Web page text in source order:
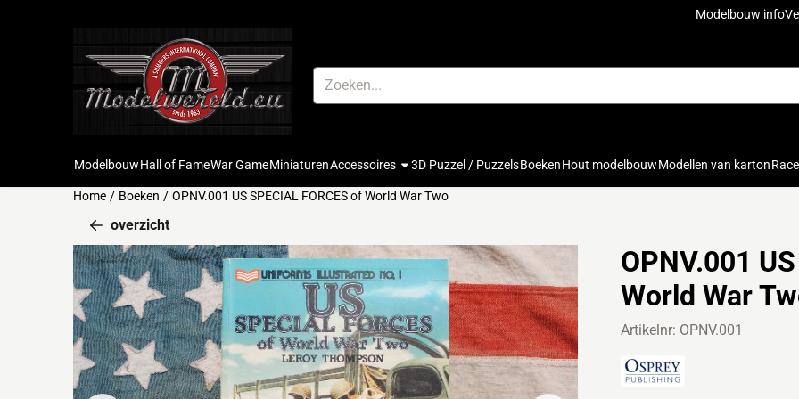
Modelbouw info
Zoeken
Modelbouw Hall of Fame War Game Miniaturen Accessoires 3D Puzzel / Puzzels Boeken Hout modelbouw Modellen van karton
Home / Boeken / OPNV.001 US SPECIAL FORCES of World War Two
overzicht
OPNV.001
World War
Artikelnr: OPNV.001